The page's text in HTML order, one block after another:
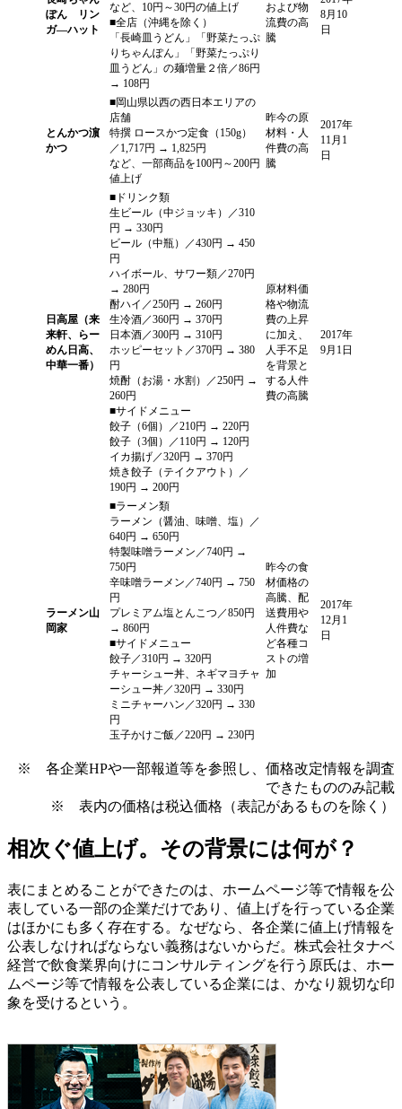
ぽん リン
ガ―ハット
など、10円～30円の値上げ
■全店（沖縄を除く）
「長崎皿うどん」「野菜たっぷ
りちゃんぽん」「野菜たっぷり
皿うどん」の麺増量２倍／86円
→ 108円
および物
流費の高
騰
8月10
日
とんかつ濵
かつ
■岡山県以西の西日本エリアの
店舗
特撰 ロースかつ定食（150g）
／1,717円 → 1,825円
など、一部商品を100円～200円
値上げ
昨今の原
材料・人
件費の高
騰
2017年
11月1
日
日高屋（来
来軒、らー
めん日高、
中華一番）
■ドリンク類
生ビール（中ジョッキ）／310
円 → 330円
ビール（中瓶）／430円 → 450
円
ハイボール、サワー類／270円
→ 280円
酎ハイ／250円 → 260円
生冷酒／360円 → 370円
日本酒／300円 → 310円
ホッピーセット／370円 → 380
円
焼酎（お湯・水割）／250円 →
260円
■サイドメニュー
餃子（6個）／210円 → 220円
餃子（3個）／110円 → 120円
イカ揚げ／320円 → 370円
焼き餃子（テイクアウト）／
190円 → 200円
原材料価
格や物流
費の上昇
に加え、
人手不足
を背景と
する人件
費の高騰
2017年
9月1日
ラーメン山
岡家
■ラーメン類
ラーメン（醤油、味噌、塩）／
640円 → 650円
特製味噌ラーメン／740円 →
750円
辛味噌ラーメン／740円 → 750
円
プレミアム塩とんこつ／850円
→ 860円
■サイドメニュー
餃子／310円 → 320円
チャーシュー丼、ネギマヨチャ
ーシュー丼／320円 → 330円
ミニチャーハン／320円 → 330
円
玉子かけご飯／220円 → 230円
昨今の食
材価格の
高騰、配
送費用や
人件費な
ど各種コ
ストの増
加
2017年
12月1
日
※ 各企業HPや一部報道等を参照し、価格改定情報を調査
できたもののみ記載
※ 表内の価格は税込価格（表記があるものを除く）
相次ぐ値上げ。その背景には何が？
表にまとめることができたのは、ホームページ等で情報を公
表している一部の企業だけであり、値上げを行っている企業
はほかにも多く存在する。なぜなら、各企業に値上げ情報を
公表しなければならない義務はないからだ。株式会社タナベ
経営で飲食業界向けにコンサルティングを行う原氏は、ホー
ムページ等で情報を公表している企業には、かなり親切な印
象を受けるという。